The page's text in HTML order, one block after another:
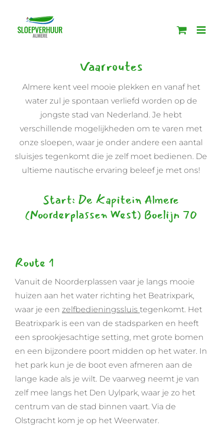
inhoud
Vaarroutes
Almere kent veel mooie plekken en vanaf het
water zul je spontaan verliefd worden op de
jongste stad van Nederland. Je hebt
verschillende mogelijkheden om te varen met
onze sloepen, waar je onder andere een aantal
sluisjes tegenkomt die je zelf moet bedienen. De
ultieme nautische ervaring beleef je met ons!
Start: De Kapitein Almere
(Noorderplassen West) Boelijn 70
Route 1
Vanuit de Noorderplassen vaar je langs mooie
huizen aan het water richting het Beatrixpark,
waar je een zelfbedieningssluis tegenkomt. Het
Beatrixpark is een van de stadsparken en heeft
een sprookjesachtige setting, met grote bomen
en een bijzondere poort midden op het water. In
het park kun je de boot even afmeren aan de
lange kade als je wilt. De vaarweg neemt je van
zelf mee langs het Den Uylpark, waar je zo het
centrum van de stad binnen vaart. Via de
Olstgracht kom je op het Weerwater.